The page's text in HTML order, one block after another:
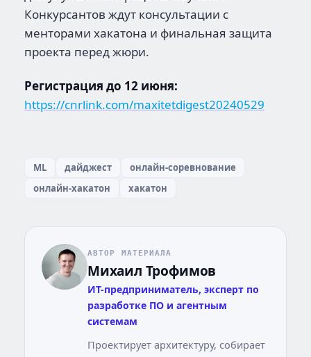
Конкурсантов ждут консультации с
менторами хакатона и финальная защита
проекта перед жюри.
Регистрация до 12 июня:
https://cnrlink.com/maxitetdigest20240529
ML дайджест
онлайн-соревнование
онлайн-хакатон
хакатон
АВТОР МАТЕРИАЛА
Михаил Трофимов
ИТ-предприниматель, эксперт по
разработке ПО и агентным
системам
Проектирует архитектуру, собирает